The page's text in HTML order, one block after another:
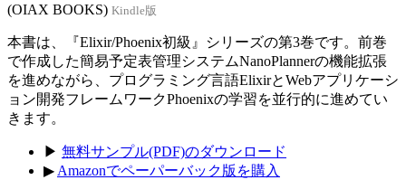
(OIAX BOOKS) Kindle版
本書は、『Elixir/Phoenix初級』シリーズの第3巻です。前巻
で作成した簡易予定表管理システムNanoPlannerの機能拡張
を進めながら、プログラミング言語ElixirとWebアプリケーシ
ョン開発フレームワークPhoenixの学習を並行的に進めてい
きます。
▶ 無料サンプル(PDF)のダウンロード
▶ Amazonでペーパーバック版を購入